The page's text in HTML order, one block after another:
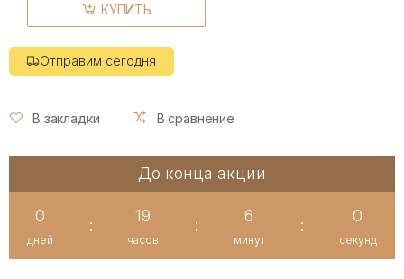
КУПИТЬ
Отправим сегодня
В закладки В сравнение
До конца акции
0
дней
:
19
часов
:
5
минут
:
59
секунд